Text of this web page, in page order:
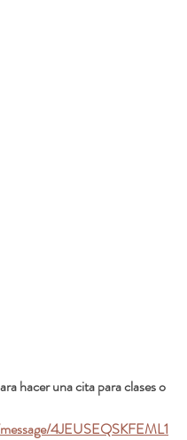
hacer una cita para clases o
4JEUSEQSKFEML1